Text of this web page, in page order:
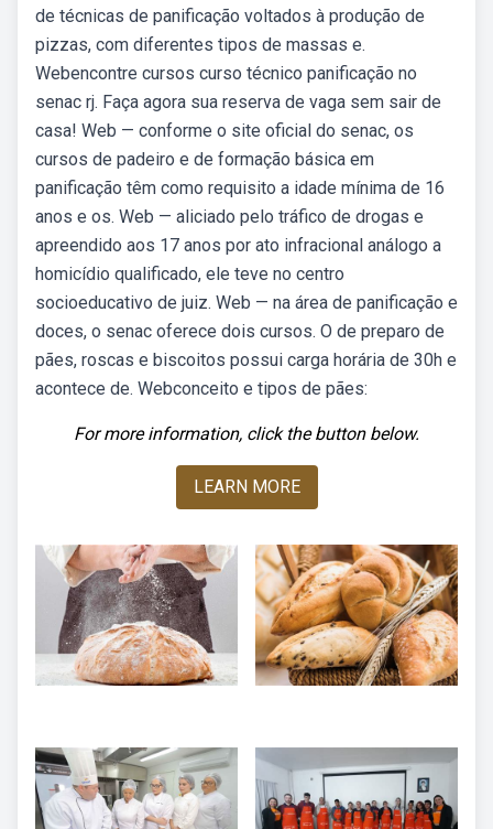
de técnicas de panificação voltados à produção de
pizzas, com diferentes tipos de massas e.
Webencontre cursos curso técnico panificação no
senac rj. Faça agora sua reserva de vaga sem sair de
casa! Web — conforme o site oficial do senac, os
cursos de padeiro e de formação básica em
panificação têm como requisito a idade mínima de 16
anos e os. Web — aliciado pelo tráfico de drogas e
apreendido aos 17 anos por ato infracional análogo a
homicídio qualificado, ele teve no centro
socioeducativo de juiz. Web — na área de panificação e
doces, o senac oferece dois cursos. O de preparo de
pães, roscas e biscoitos possui carga horária de 30h e
acontece de. Webconceito e tipos de pães:
For more information, click the button below.
LEARN MORE